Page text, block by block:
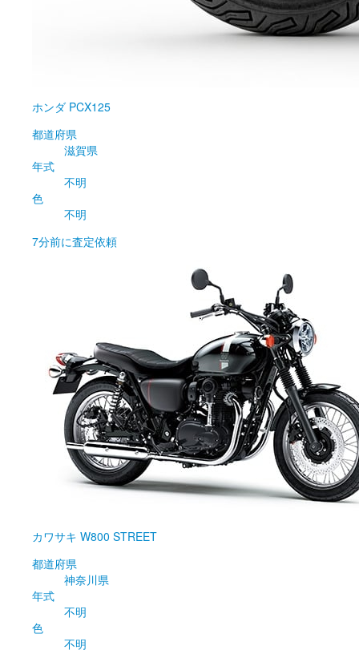
ホンダ PCX125
都道府県
滋賀県
年式
不明
色
不明
7分前に査定依頼
カワサキ W800 STREET
都道府県
神奈川県
年式
不明
色
不明